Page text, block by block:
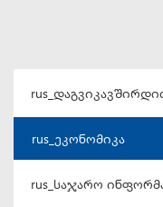
rus_ეკონომიკა
rus_საჯარო